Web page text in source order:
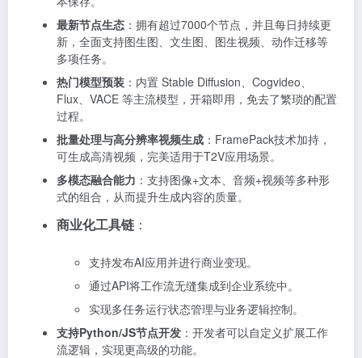
最新节点生态 ：拥有超过7000个节点，并且每日持续更
新，全面支持图生图、文生图、图生视频、动作迁移等
多项任务。
热门模型预装 ：内置 Stable Diffusion、Cogvideo、
Flux、VACE 等主流模型，开箱即用，免去了繁琐的配置
过程。
批量处理与高分辨率视频生成 ：FramePack技术加持，
可生成高清视频，完美适用于T2V应用场景。
多模态融合能力 ：支持图像+文本、音频+视频等多种形
式的组合，从而提升生成内容的质量。
商业化工具链 ：
支持发布AI应用并进行商业变现。
通过API将工作流无缝集成到企业系统中。
实现多任务运行状态管理与业务逻辑控制。
支持Python/JS节点开发 ：开发者可以自定义扩展工作
流逻辑，实现更高级的功能。